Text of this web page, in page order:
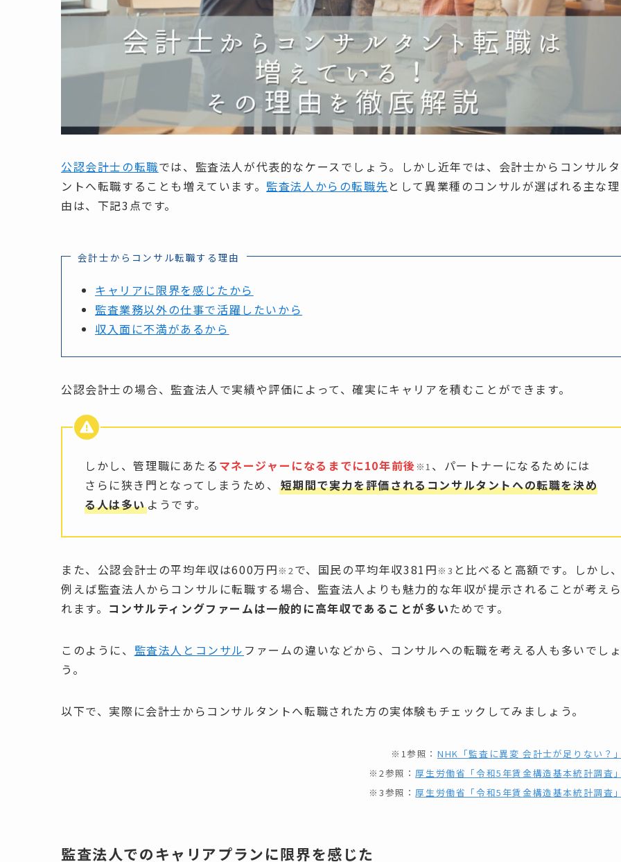
公認会計士の転職では、監査法人が代表的なケースでしょう。しかし近年では、会計士からコンサルタ
ントへ転職することも増えています。 監査法人からの転職先 として異業種のコンサルが選ばれる主な理
由は、下記3点です。
会計士からコンサル転職する理由
キャリアに限界を感じたから
監査業務以外の仕事で活躍したいから
収入面に不満があるから
公認会計士の場合、監査法人で実績や評価によって、確実にキャリアを積むことができます。
しかし、管理職にあたる マネージャーになるまでに10年前後 ※1 、パートナーになるためには
さらに狭き門となってしまうため、 短期間で実力を評価されるコンサルタントへの転職を決め
る人は多いようです。
また、公認会計士の平均年収は600万円 ※2で、国民の平均年収381円 ※3 と比べると高額です。しかし
例えば監査法人からコンサルに転職する場合、監査法人よりも魅力的な年収が提示されることが考え
れます。 コンサルティングファームは一般的に高年収であることが多いためです。
このように、 監査法人とコンサル ファームの違いなどから、コンサルへの転職を考える人も多いでし
う。
以下で、実際に会計士からコンサルタントへ転職された方の実体験もチェックしてみましょう。
※1参照： NHK「監査に異変 会計士が足りない？
※2参照：厚生労働省「令和5年賃金構造基本統計調査
※3参照：厚生労働省「令和5年賃金構造基本統計調査
監査法人でのキャリアプランに限界を感じた